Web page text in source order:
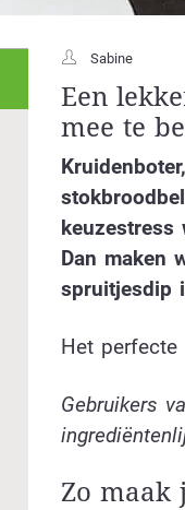
Sabine
Een
mee te
keuzestress
Dan maken
spruitjesdip
Het
Gebruikers
Zo maak